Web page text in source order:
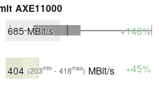
AXE11000
685MBit/s +146%
404 (203min - 418max) MBit/s +45%